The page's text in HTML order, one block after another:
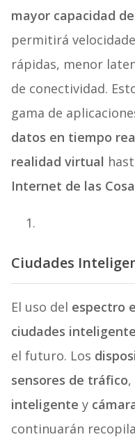
mayor capacidad
permitirá
rápidas, menor
de conectividad.
gama de
datos en tiempo
realidad virtual
Internet de las
Ciudades
El uso del espectro
ciudades
el futuro. Los
sensores de tráfico,
inteligente y
continuarán